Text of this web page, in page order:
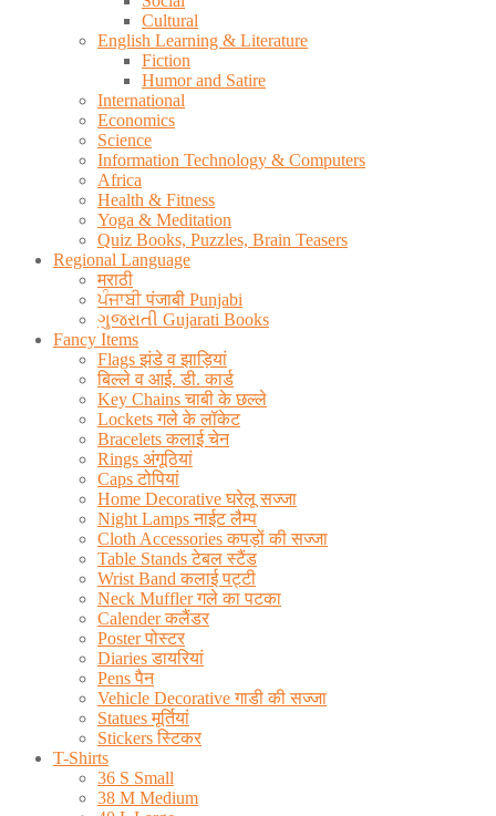
Cultural
English Learning & Literature
Fiction
Humor and Satire
International
Economics
Science
Information Technology & Computers
Africa
Health & Fitness
Yoga & Meditation
Quiz Books, Puzzles, Brain Teasers
Regional Language
मराठी
ਪੰਜਾਬੀ पंजाबी Punjabi
ગુજરાતી Gujarati Books
Fancy Items
Flags झंडे व झाड़ियां
बिल्ले व आई. डी. कार्ड
Key Chains चाबी के छल्ले
Lockets गले के लॉकेट
Bracelets कलाई चेन
Rings अंगूठियां
Caps टोपियां
Home Decorative घरेलू सज्जा
Night Lamps नाईट लैम्प
Cloth Accessories कपड़ों की सज्जा
Table Stands टेबल स्टैंड
Wrist Band कलाई पट्टी
Neck Muffler गले का पटका
Calender कलैंडर
Poster पोस्टर
Diaries डायरियां
Pens पैन
Vehicle Decorative गाडी की सज्जा
Statues मूर्तियां
Stickers स्टिकर
T-Shirts
36 S Small
38 M Medium